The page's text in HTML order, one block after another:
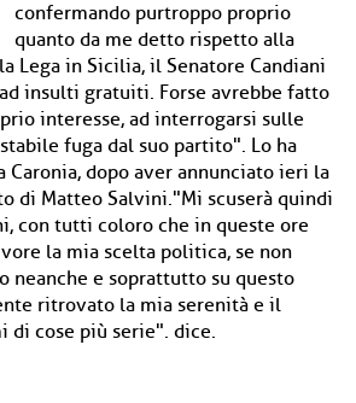
confermando purtroppo proprio
quanto da me detto rispetto alla
Lega in Sicilia, il Senatore Candiani
insulti gratuiti. Forse avrebbe fatto
interesse, ad interrogarsi sulle
fuga dal suo partito". Lo ha
Caronia, dopo aver annunciato ieri la
di Matteo Salvini."Mi scuserà quindi
con tutti coloro che in queste ore
la mia scelta politica, se non
neanche e soprattutto su questo
ritrovato la mia serenità e il
di cose più serie". dice.